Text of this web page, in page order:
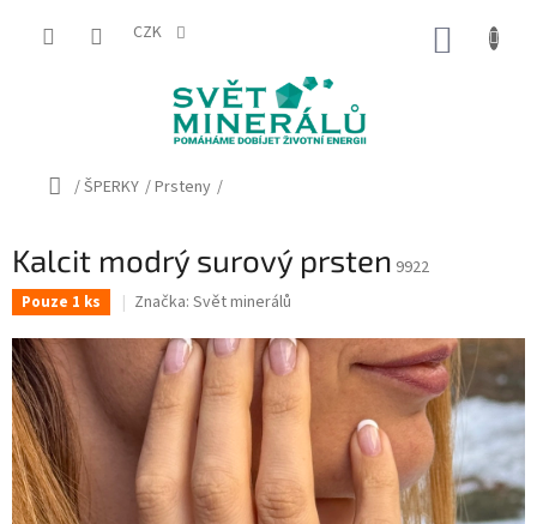
CZK
Domů
/ŠPERKY /Prsteny /
Kalcit modrý surový prsten 9922
Pouze 1 ks Značka: Svět minerálů